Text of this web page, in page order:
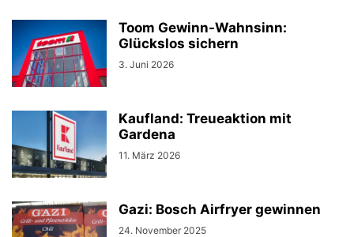
Toom Gewinn-Wahnsinn:
Glückslos sichern
3. Juni 2026
Kaufland: Treueaktion mit
Gardena
11. März 2026
Gazi: Bosch Airfryer gewinnen
24. November 2025